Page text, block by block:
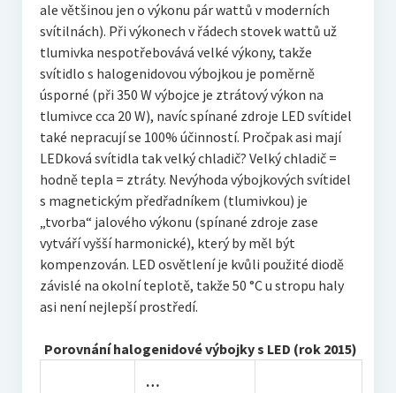
ale většinou jen o výkonu pár wattů v moderních
svítilnách). Při výkonech v řádech stovek wattů už
tlumivka nespotřebovává velké výkony, takže
svítidlo s halogenidovou výbojkou je poměrně
úsporné (při 350 W výbojce je ztrátový výkon na
tlumivce cca 20 W), navíc spínané zdroje LED svítidel
také nepracují se 100% účinností. Pročpak asi mají
LEDková svítidla tak velký chladič? Velký chladič =
hodně tepla = ztráty. Nevýhoda výbojkových svítidel
s magnetickým předřadníkem (tlumivkou) je
„tvorba“ jalového výkonu (spínané zdroje zase
vytváří vyšší harmonické), který by měl být
kompenzován. LED osvětlení je kvůli použité diodě
závislé na okolní teplotě, takže 50 °C u stropu haly
asi není nejlepší prostředí.
Porovnání halogenidové výbojky s LED (rok 2015)
…